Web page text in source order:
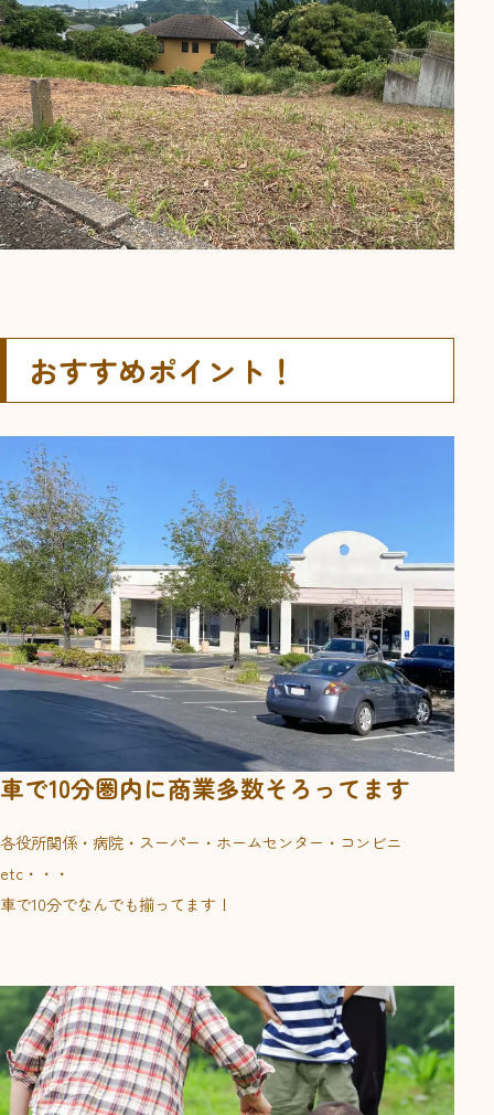
おすすめポイント！
車で10分圏内に商業多数そろってます
各役所関係・病院・スーパー・ホームセンター・コンビニ
etc・・・
車で10分でなんでも揃ってます！